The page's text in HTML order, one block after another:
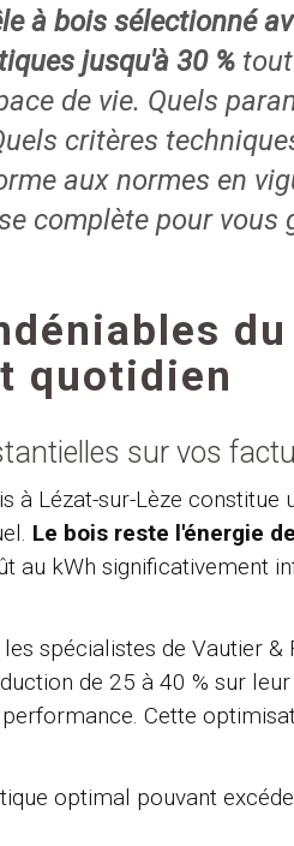
à bois sélectionné
jusqu'à 30 %tout
de vie. Quels
critères
aux normes en
complète pour
quotidien
sur vos
à Lézat-sur-Lèze constitue
Le bois reste l'énergie
au kWh significativement
spécialistes de Vautier
de 25 à 40 % sur
Cette
optimal pouvant